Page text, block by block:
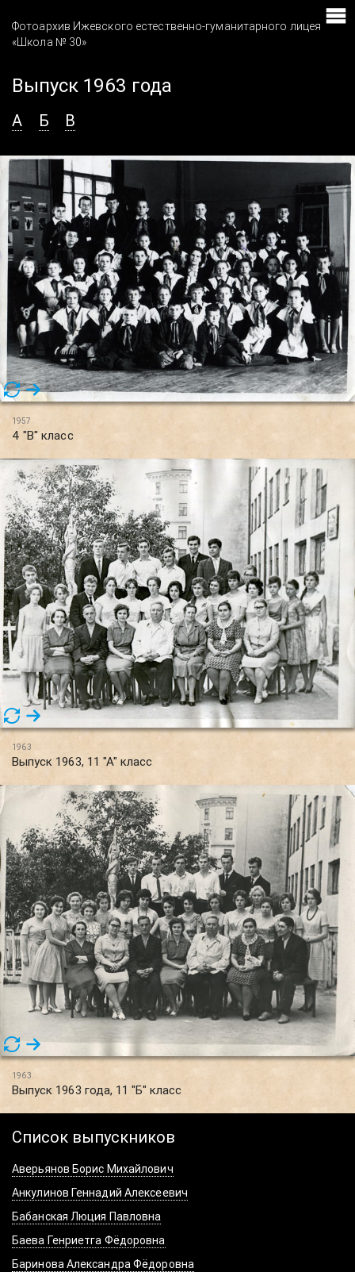
Фотоархив Ижевского естественно-гуманитарного лицея
«Школа № 30»
Выпуск 1963 года
А Б В
1957
4 "В" класс
1963
Выпуск 1963, 11 "А" класс
1963
Выпуск 1963 года, 11 "Б" класс
Список выпускников
Аверьянов Борис Михайлович
Анкулинов Геннадий Алексеевич
Бабанская Люция Павловна
Баева Генриетга Фёдоровна
Баринова Александра Фёдоровна